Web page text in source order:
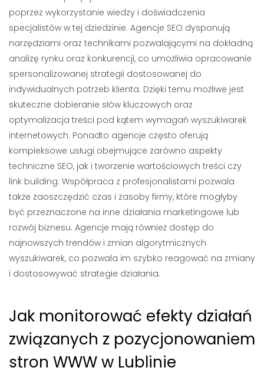
poprzez wykorzystanie wiedzy i doświadczenia
specjalistów w tej dziedzinie. Agencje SEO dysponują
narzędziami oraz technikami pozwalającymi na dokładną
analizę rynku oraz konkurencji, co umożliwia opracowanie
spersonalizowanej strategii dostosowanej do
indywidualnych potrzeb klienta. Dzięki temu możliwe jest
skuteczne dobieranie słów kluczowych oraz
optymalizacja treści pod kątem wymagań wyszukiwarek
internetowych. Ponadto agencje często oferują
kompleksowe usługi obejmujące zarówno aspekty
techniczne SEO, jak i tworzenie wartościowych treści czy
link building. Współpraca z profesjonalistami pozwala
także zaoszczędzić czas i zasoby firmy, które mogłyby
być przeznaczone na inne działania marketingowe lub
rozwój biznesu. Agencje mają również dostęp do
najnowszych trendów i zmian algorytmicznych
wyszukiwarek, co pozwala im szybko reagować na zmiany
i dostosowywać strategie działania.
Jak monitorować efekty działań
związanych z pozycjonowaniem
stron WWW w Lublinie